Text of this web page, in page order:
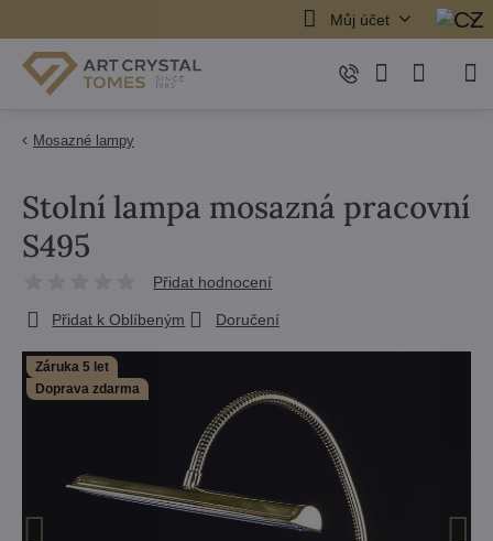
Můj účet
Mosazné lampy
Záruka 5 let
Doprava zdarma
Stolní lampa mosazná pracovní
S495
Přidat hodnocení
Přidat k Oblíbeným Doručení